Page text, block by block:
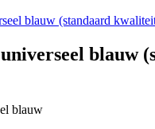
blauw
blauw